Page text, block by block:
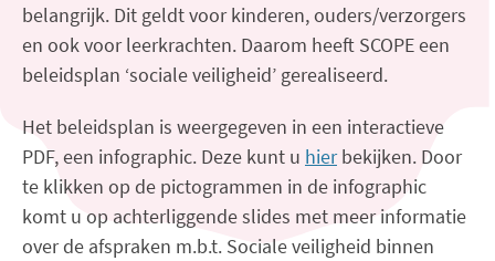
belangrijk. Dit geldt voor kinderen, ouders/verzorgers
en ook voor leerkrachten. Daarom heeft SCOPE een
beleidsplan ‘sociale veiligheid’ gerealiseerd.
Het beleidsplan is weergegeven in een interactieve
PDF, een infographic. Deze kunt u hierbekijken. Door
te klikken op de pictogrammen in de infographic
komt u op achterliggende slides met meer informatie
over de afspraken m.b.t. Sociale veiligheid binnen